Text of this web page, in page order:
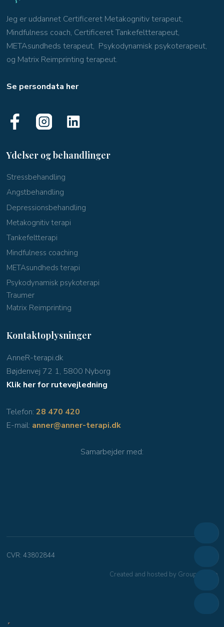
Jeg er uddannet Certificeret Metakognitiv terapeut,
Mindfulness coach, Certificeret Tankefeltterapeut,
METAsundheds terapeut, Psykodynamisk psykoterapeut,
og Matrix Reimprinting terapeut.
Se persondata her
Ydelser og behandlinger
​Stressbehandling
Angstbehandling
Depressionsbehandling
Metakognitiv terapi
Tankefeltterapi
Mindfulness coaching
METAsundheds terapi
Psykodynamisk psykoterapi
Traumer
Matrix Reimprinting
Kontaktoplysninger
AnneR-terapi.dk
Bøjdenvej 72 1, 5800 Nyborg
Klik her for rutevejledning
Telefon:28 470 420
E-mail: anner@anner-terapi.dk
Samarbejder med​:
CVR​: 43802844
Created and hosted by Group Online